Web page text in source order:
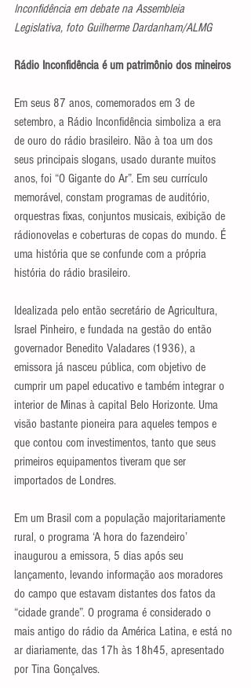
Inconfidência em debate na Assembleia
Legislativa, foto Guilherme Dardanham/ALMG
Rádio Inconfidência é um patrimônio dos mineiros
Em seus 87 anos, comemorados em 3 de
setembro, a Rádio Inconfidência simboliza a era
de ouro do rádio brasileiro. Não à toa um dos
seus principais slogans, usado durante muitos
anos, foi “O Gigante do Ar”. Em seu currículo
memorável, constam programas de auditório,
orquestras fixas, conjuntos musicais, exibição de
rádionovelas e coberturas de copas do mundo. É
uma história que se confunde com a própria
história do rádio brasileiro.
Idealizada pelo então secretário de Agricultura,
Israel Pinheiro, e fundada na gestão do então
governador Benedito Valadares (1936), a
emissora já nasceu pública, com objetivo de
cumprir um papel educativo e também integrar o
interior de Minas à capital Belo Horizonte. Uma
visão bastante pioneira para aqueles tempos e
que contou com investimentos, tanto que seus
primeiros equipamentos tiveram que ser
importados de Londres.
Em um Brasil com a população majoritariamente
rural, o programa ‘A hora do fazendeiro’
inaugurou a emissora, 5 dias após seu
lançamento, levando informação aos moradores
do campo que estavam distantes dos fatos da
“cidade grande”. O programa é considerado o
mais antigo do rádio da América Latina, e está no
ar diariamente, das 17h às 18h45, apresentado
por Tina Gonçalves.